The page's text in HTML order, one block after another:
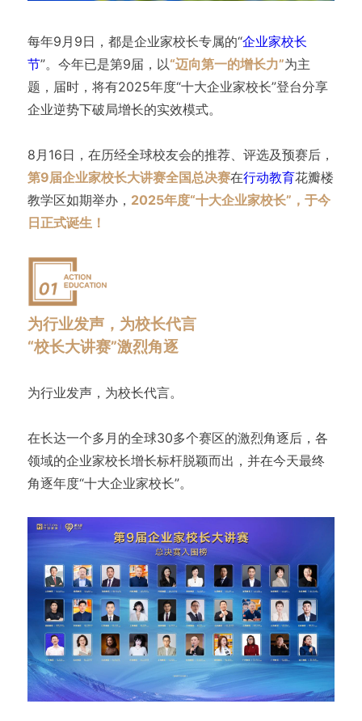
每年9月9日，都是企业家校长专属的“企业家校长
节”。今年已是第9届，以“迈向第一的增长力”为主
题，届时，将有2025年度“十大企业家校长”登台分享
企业逆势下破局增长的实效模式。
8月16日，在历经全球校友会的推荐、评选及预赛后，
第9届企业家校长大讲赛全国总决赛在行动教育花瓣楼
教学区如期举办， 2025年度“十大企业家校长”，于今
日正式诞生！
为行业发声，为校长代言
“校长大讲赛”激烈角逐
为行业发声，为校长代言。
在长达一个多月的全球30多个赛区的激烈角逐后，各
领域的企业家校长增长标杆脱颖而出，并在今天最终
角逐年度“十大企业家校长”。